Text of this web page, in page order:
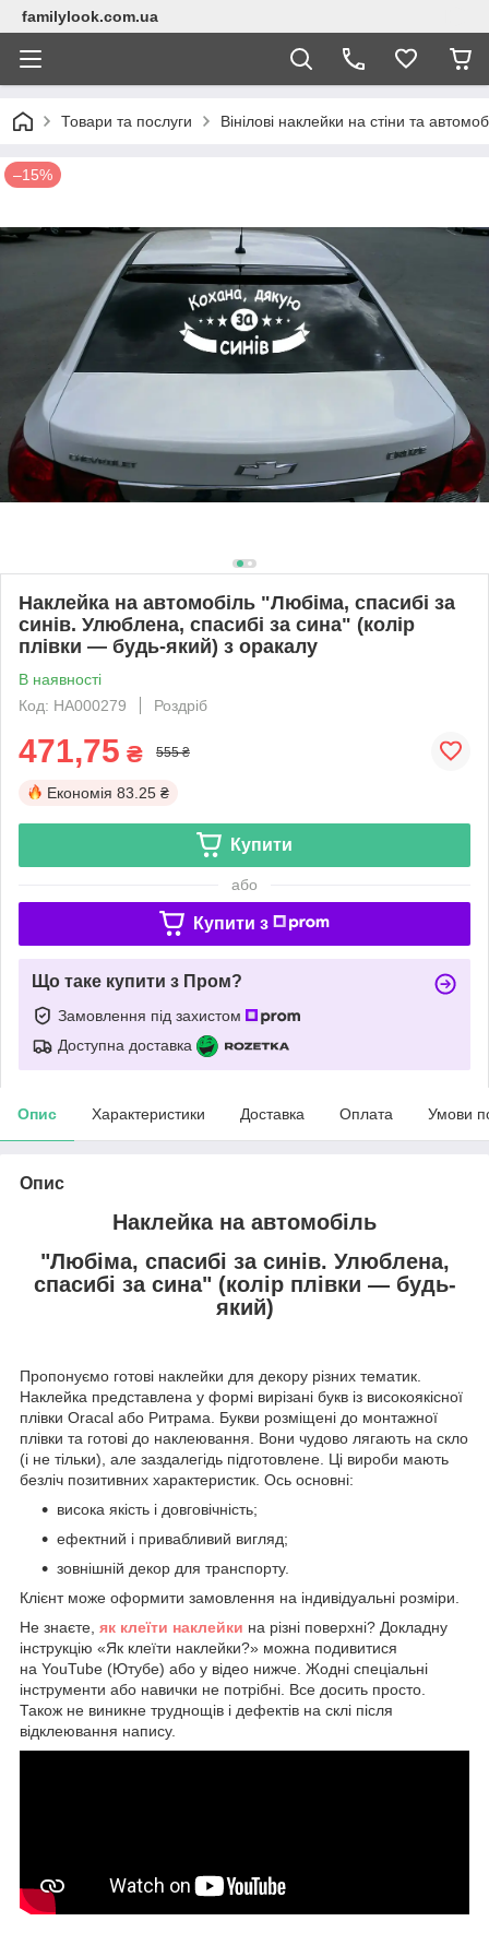
familylook.com.ua
Товари та послуги Вінілові наклейки на стіни та
–15%
Наклейка на автомобіль "Любіма, спасибі за
синів. Улюблена, спасибі за сина" (колір
плівки — будь-який) з оракалу
В наявності
Код: НА000279
Роздріб
471,75 ₴ 555 ₴
Економія 83.25 ₴
Купити
або
Купити з
Що таке купити з Пром?
Замовлення під захистом
Доступна доставка
Опис Характеристики Доставка Оплата Умови
Опис
Наклейка на автомобіль
"Любіма, спасибі за синів. Улюблена,
спасибі за сина" (колір плівки — будь-
який)
Пропонуємо готові наклейки для декору різних тематик.
Наклейка представлена у формі вирізані букв із високоякісної
плівки Oracal або Ритрама. Букви розміщені до монтажної
плівки та готові до наклеювання. Вони чудово лягають на скло
(і не тільки), але заздалегідь підготовлене. Ці вироби мають
безліч позитивних характеристик. Ось основні:
висока якість і довговічність;
ефектний і привабливий вигляд;
зовнішній декор для транспорту.
Клієнт може оформити замовлення на індивідуальні розміри.
Не знаєте, як клеїти наклейки на різні поверхні? Докладну
інструкцію «Як клеїти наклейки?» можна подивитися
на YouTube (Ютубе) або у відео нижче. Жодні спеціальні
інструменти або навички не потрібні. Все досить просто.
Також не виникне труднощів і дефектів на склі після
відклеювання напису.